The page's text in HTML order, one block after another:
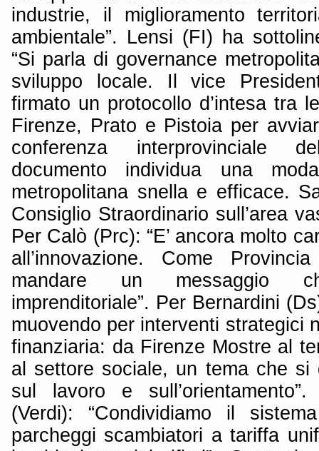
industrie, il miglioramento
ambientale”. Lensi (FI) ha
“Si parla di governance
sviluppo locale. Il vice
firmato un protocollo d’intesa tra
Firenze, Prato e Pistoia per
conferenza interprovinciale
documento individua una
metropolitana snella e efficace.
Consiglio Straordinario sull’area
Per Calò (Prc): “E’ ancora molto
all’innovazione. Come
mandare un messaggio
imprenditoriale”. Per Bernardini
muovendo per interventi strategici
finanziaria: da Firenze Mostre al
al settore sociale, un tema che si
sul lavoro e
(Verdi): “Condividiamo il
parcheggi scambiatori a tariffa